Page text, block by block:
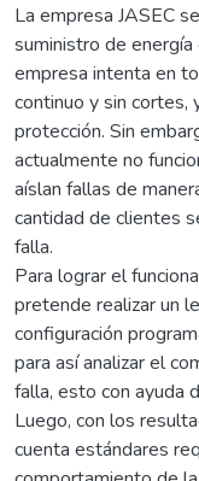
La empresa JASEC
suministro de
empresa intenta en
continuo y sin cortes,
protección. Sin
actualmente no
aíslan fallas de
cantidad de clientes
falla.
Para lograr el
pretende realizar un
configuración
para así analizar el
falla, esto con ayuda
Luego, con los
cuenta estándares